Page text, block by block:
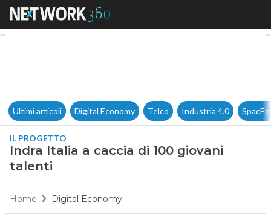
Indra Italia a caccia di 100
Ultimi articoli Digital Economy Telco Industria 4.0
IL PROGETTO
Indra Italia a caccia di 100 giovani
talenti
Home Digital Economy